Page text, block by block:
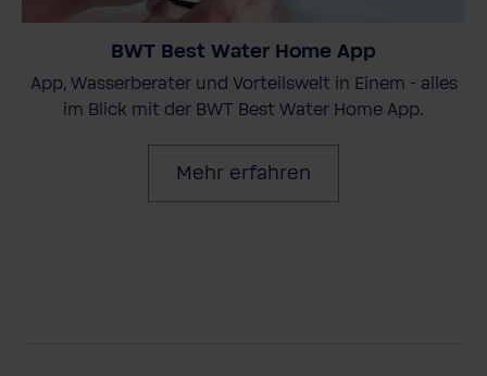
BWT Best Water Home App
App, Wasserberater und Vorteilswelt in Einem - alles
im Blick mit der BWT Best Water Home App.
Mehr erfahren